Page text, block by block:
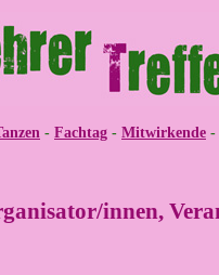
- Fachtag - Mitwirkende -
innen,